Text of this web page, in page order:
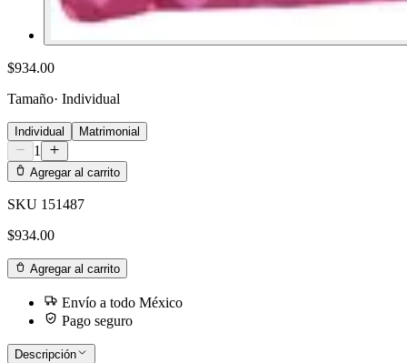
$934.00
Tamaño· Individual
Individual Matrimonial
1
Agregar al carrito
SKU 151487
$934.00
Agregar al carrito
Envío a todo México
Pago seguro
Descripción